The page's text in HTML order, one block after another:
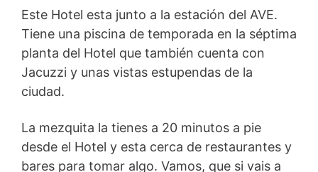
Este Hotel esta junto a la estación del AVE.
Tiene una piscina de temporada en la séptima
planta del Hotel que también cuenta con
Jacuzzi y unas vistas estupendas de la
ciudad.
La mezquita la tienes a 20 minutos a pie
desde el Hotel y esta cerca de restaurantes y
bares para tomar algo. Vamos, que si vais a